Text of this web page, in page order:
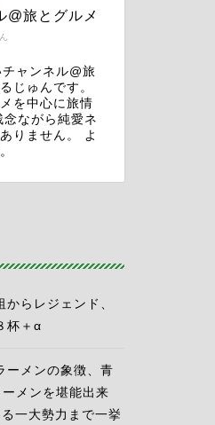
@旅とグルメ
ャンネル@旅
じゅんです。
を中心に旅情
ながら純愛ネ
りません。 よ
らレジェンド、
杯＋α
ーメンの象徴、青
メンを堪能出来
一大勢力まで一挙